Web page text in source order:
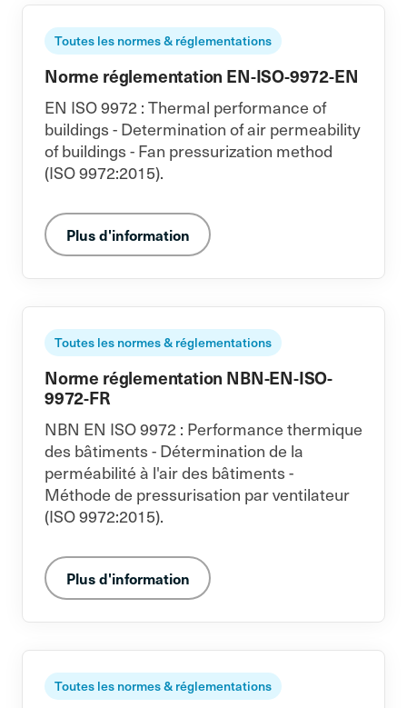
Toutes les normes & réglementations
Norme réglementation EN-ISO-9972-EN
EN ISO 9972 : Thermal performance of
buildings - Determination of air permeability
of buildings - Fan pressurization method
(ISO 9972:2015).
Plus d'information
Toutes les normes & réglementations
Norme réglementation NBN-EN-ISO-
9972-FR
NBN EN ISO 9972 : Performance thermique
des bâtiments - Détermination de la
perméabilité à l'air des bâtiments -
Méthode de pressurisation par ventilateur
(ISO 9972:2015).
Plus d'information
Toutes les normes & réglementations